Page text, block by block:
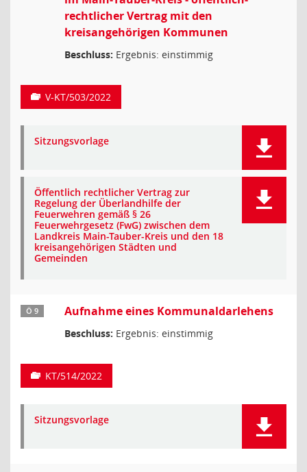
rechtlicher Vertrag mit den
kreisangehörigen Kommunen
Beschluss: Ergebnis: einstimmig
V-KT/503/2022
Sitzungsvorlage
Öffentlich rechtlicher Vertrag zur
Regelung der Überlandhilfe der
Feuerwehren gemäß § 26
Feuerwehrgesetz (FwG) zwischen dem
Landkreis Main-Tauber-Kreis und den 18
kreisangehörigen Städten und
Gemeinden
Ö 9 Aufnahme eines Kommunaldarlehens
Beschluss: Ergebnis: einstimmig
KT/514/2022
Sitzungsvorlage